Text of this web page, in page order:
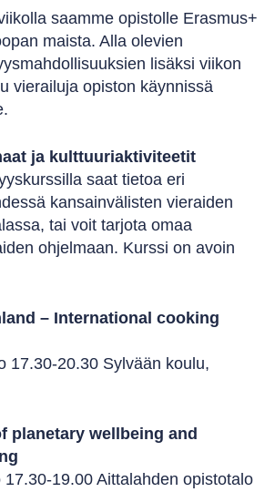
saamme opistolle Erasmus+
maista. Alla olevien
lisäksi viikon
vierailuja opiston käynnissä
ja kulttuuriaktiviteetit
saat tietoa eri
kansainvälisten vieraiden
tai voit tarjota omaa
ohjelmaan. Kurssi on avoin
– International cooking
17.30-20.30 Sylvään koulu,
planetary wellbeing and
17.30-19.00 Aittalahden opistotalo